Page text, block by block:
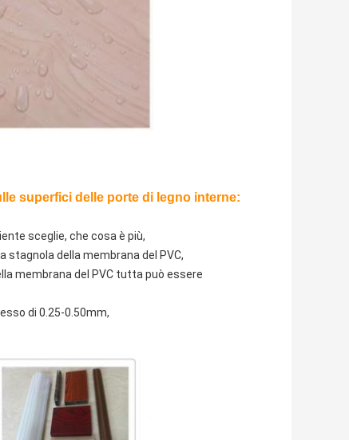
superfici delle porte di legno interne:
sceglie, che cosa è più,
della membrana del PVC,
membrana del PVC tutta può essere
di 0.25-0.50mm,